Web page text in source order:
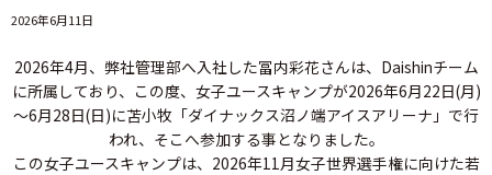
2026年6月11日
2026年4月、弊社管理部へ入社した冨内彩花さんは、Daishinチーム
に所属しており、この度、女子ユースキャンプが2026年6月22日(月)
～6月28日(日)に苫小牧「ダイナックス沼ノ端アイスアリーナ」で行
われ、そこへ参加する事となりました。
この女子ユースキャンプは、2026年11月女子世界選手権に向けた若